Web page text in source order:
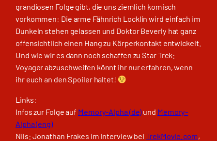
grandiosen Folge gibt, die uns ziemlich komisch
vorkommen: Die arme Fähnrich Locklin wird einfach im
Dunkeln stehen gelassen und Doktor Beverly hat ganz
offensichtlich einen Hang zu Körperkontakt entwickelt.
Und wie wir es dann noch schaffen zu Star Trek:
Voyager abzuschweifen könnt ihr nur erfahren, wenn
ihr euch an den Spoiler haltet!
Links:
Infos zur Folge auf Memory-Alpha (de)und Memory-
Alpha (eng)
Nils: Jonathan Frakes im Interview beiTrekMovie.com,